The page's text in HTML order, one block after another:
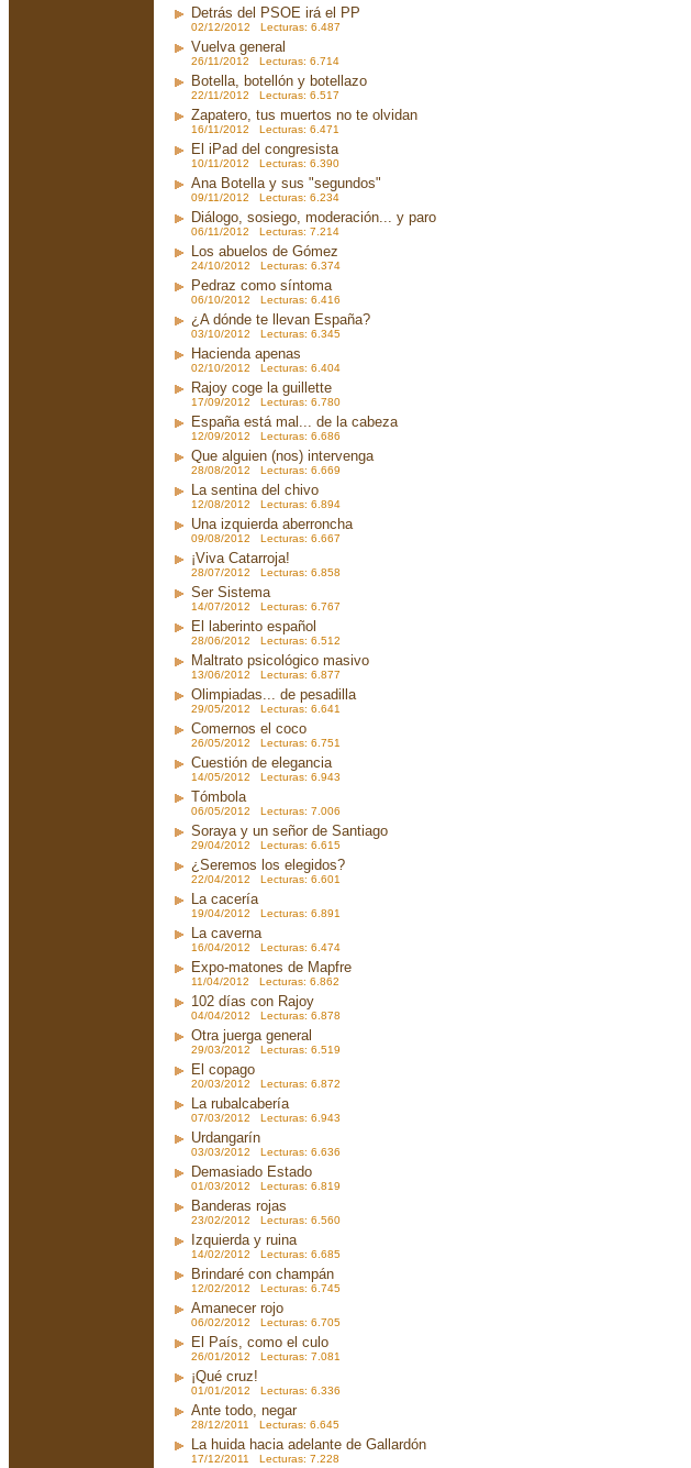
Detrás del PSOE irá el PP
02/12/2012 Lecturas: 6.487
Vuelva general
26/11/2012 Lecturas: 6.714
Botella, botellón y botellazo
22/11/2012 Lecturas: 6.517
Zapatero, tus muertos no te olvidan
16/11/2012 Lecturas: 6.471
El iPad del congresista
10/11/2012 Lecturas: 6.390
Ana Botella y sus "segundos"
09/11/2012 Lecturas: 6.234
Diálogo, sosiego, moderación... y paro
06/11/2012 Lecturas: 7.214
Los abuelos de Gómez
24/10/2012 Lecturas: 6.374
Pedraz como síntoma
06/10/2012 Lecturas: 6.416
¿A dónde te llevan España?
03/10/2012 Lecturas: 6.345
Hacienda apenas
02/10/2012 Lecturas: 6.404
Rajoy coge la guillette
17/09/2012 Lecturas: 6.780
España está mal... de la cabeza
12/09/2012 Lecturas: 6.686
Que alguien (nos) intervenga
28/08/2012 Lecturas: 6.669
La sentina del chivo
12/08/2012 Lecturas: 6.894
Una izquierda aberroncha
09/08/2012 Lecturas: 6.667
¡Viva Catarroja!
28/07/2012 Lecturas: 6.858
Ser Sistema
14/07/2012 Lecturas: 6.767
El laberinto español
28/06/2012 Lecturas: 6.512
Maltrato psicológico masivo
13/06/2012 Lecturas: 6.877
Olimpiadas... de pesadilla
29/05/2012 Lecturas: 6.641
Comernos el coco
26/05/2012 Lecturas: 6.751
Cuestión de elegancia
14/05/2012 Lecturas: 6.943
Tómbola
06/05/2012 Lecturas: 7.006
Soraya y un señor de Santiago
29/04/2012 Lecturas: 6.615
¿Seremos los elegidos?
22/04/2012 Lecturas: 6.601
La cacería
19/04/2012 Lecturas: 6.891
La caverna
16/04/2012 Lecturas: 6.474
Expo-matones de Mapfre
11/04/2012 Lecturas: 6.862
102 días con Rajoy
04/04/2012 Lecturas: 6.878
Otra juerga general
29/03/2012 Lecturas: 6.519
El copago
20/03/2012 Lecturas: 6.872
La rubalcabería
07/03/2012 Lecturas: 6.943
Urdangarín
03/03/2012 Lecturas: 6.636
Demasiado Estado
01/03/2012 Lecturas: 6.819
Banderas rojas
23/02/2012 Lecturas: 6.560
Izquierda y ruina
14/02/2012 Lecturas: 6.685
Brindaré con champán
12/02/2012 Lecturas: 6.745
Amanecer rojo
06/02/2012 Lecturas: 6.705
El País, como el culo
26/01/2012 Lecturas: 7.081
¡Qué cruz!
01/01/2012 Lecturas: 6.336
Ante todo, negar
28/12/2011 Lecturas: 6.645
La huida hacia adelante de Gallardón
17/12/2011 Lecturas: 7.228